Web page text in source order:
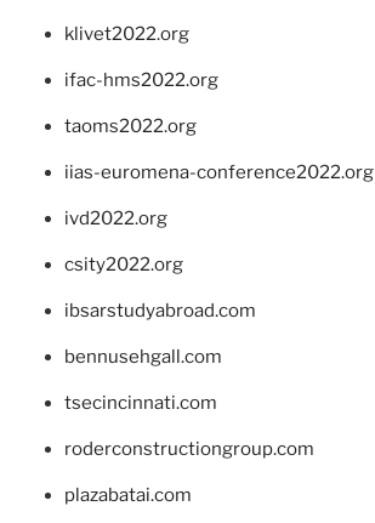
klivet2022.org
ifac-hms2022.org
taoms2022.org
iias-euromena-conference2022.org
ivd2022.org
csity2022.org
ibsarstudyabroad.com
bennusehgall.com
tsecincinnati.com
roderconstructiongroup.com
plazabatai.com